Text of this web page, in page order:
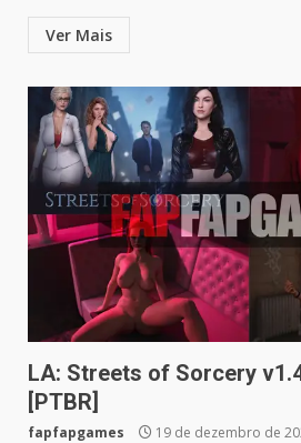
Ver Mais
LA: Streets of Sorcery
[PTBR]
fapfapgames 19 de dezembro de